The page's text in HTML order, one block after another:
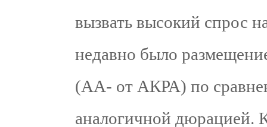
вызвать высокий спрос
недавно было
(АА- от АКРА) по
аналогичной дюрацией.